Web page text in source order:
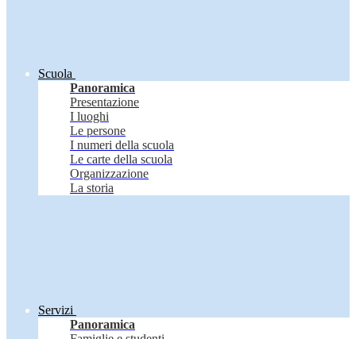
Scuola
Panoramica
Presentazione
I luoghi
Le persone
I numeri della scuola
Le carte della scuola
Organizzazione
La storia
Servizi
Panoramica